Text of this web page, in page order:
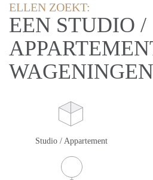
ELLEN ZOEKT:
EEN STUDIO /
WAGENINGEN
Studio / Appartement